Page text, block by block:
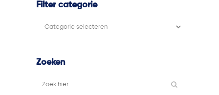
Filter categorie
Filter
Zoeken